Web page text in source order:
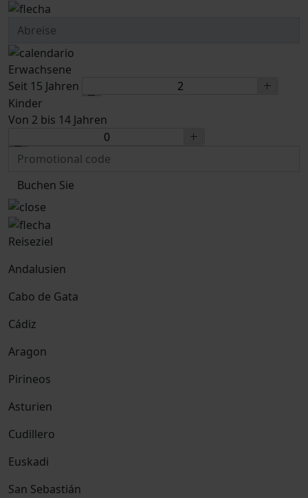
Erwachsene
Seit 15 Jahren
Kinder
Von 2 bis 14 Jahren
Buchen Sie
Reiseziel
Andalusien
Cabo de Gata
Cádiz
Aragon
Pirineos
Asturien
Cudillero
Euskadi
San Sebastián